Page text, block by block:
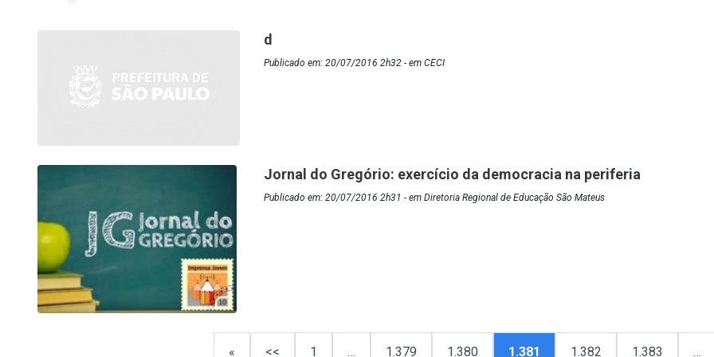
d
Publicado em: 20/07/2016 2h32 - em CECI
Jornal do Gregório: exercício da democracia na periferia
Publicado em: 20/07/2016 2h31 - em Diretoria Regional de Educação São Mateus
« << 1 … 1.379 1.380 1.381 1.382 1.383 …